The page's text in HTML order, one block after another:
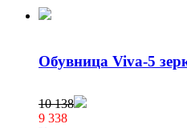
Обувница Viva-5
10 138
9 338